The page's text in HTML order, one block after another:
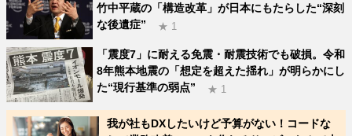
竹中平蔵の「構造改革」が日本にもたらした“深刻
な後遺症”
★ 1
「震度7」に耐える免震・耐震技術でも破損。令和
8年熊本地震の「想定を超えた揺れ」が明らかにし
た“現行基準の弱点”
★ 1
我が社もDXしたいけど予算がない！コードな